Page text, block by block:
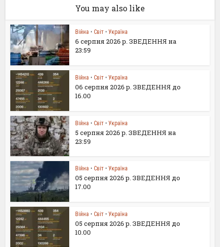
You may also like
Війна • Світ • Україна
6 серпня 2026 р. ЗВЕДЕННЯ на
23:59
Війна • Світ • Україна
06 серпня 2026 р. ЗВЕДЕННЯ до
16.00
Війна • Світ • Україна
5 серпня 2026 р. ЗВЕДЕННЯ на
23:59
Війна • Світ • Україна
05 серпня 2026 р. ЗВЕДЕННЯ до
17.00
Війна • Світ • Україна
05 серпня 2026 р. ЗВЕДЕННЯ до
10.00